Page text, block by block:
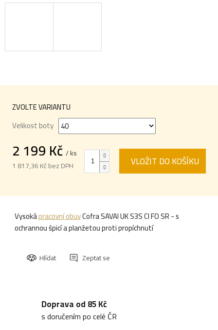
ZVOLTE VARIANTU
Velikost boty
2 199 Kč / ks
1 817,36 Kč bez DPH
VLOŽIT DO KOŠÍKU
Vysokápracovní obuvCofra SAVAI UK S3S CI FO SR - s
ochrannou špicí a planžetou proti propíchnutí
Zeptat se
Hlídat
Doprava od 85 Kč
s doručením po celé ČR